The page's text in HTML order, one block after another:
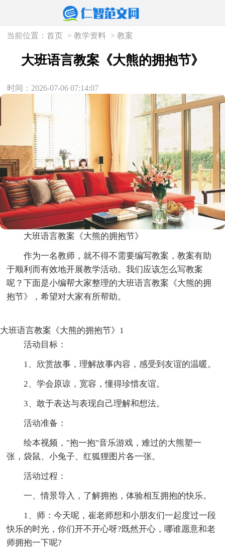
当前位置：首页 >教学资料 >教案
大班语言教案《大熊的拥抱节》
时间：2026-07-06 07:14:07
大班语言教案《大熊的拥抱节》
作为一名教师，就不得不需要编写教案，教案有助
于顺利而有效地开展教学活动。我们应该怎么写教案
呢？下面是小编帮大家整理的大班语言教案《大熊的拥
抱节》，希望对大家有所帮助。
大班语言教案《大熊的拥抱节》1
活动目标：
1、欣赏故事，理解故事内容，感受到友谊的温暖。
2、学会原谅，宽容，懂得珍惜友谊。
3、敢于表达与表现自己理解和想法。
活动准备：
绘本视频，"抱一抱"音乐游戏，难过的大熊塑一
张，袋鼠、小兔子、红狐狸图片各一张。
活动过程：
一、情景导入，了解拥抱，体验相互拥抱的快乐。
1、师：今天呢，崔老师想和小朋友们一起度过一段
快乐的时光，你们开不开心呀?既然开心，哪谁愿意和老
师拥抱一下呢?